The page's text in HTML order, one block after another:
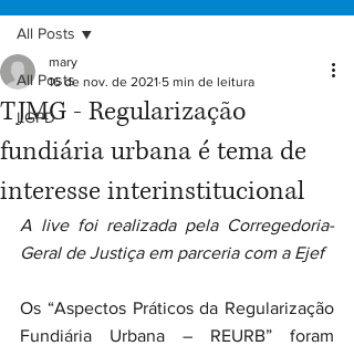
All Posts
LGPD
All Posts
TJMG - Regularização
fundiária urbana é tema de
interesse interinstitucional
mary
16 de nov. de 2021 5 min de leitura
A live foi realizada pela Corregedoria-
Geral de Justiça em parceria com a Ejef
Os “Aspectos Práticos da Regularização
Fundiária Urbana – REURB” foram